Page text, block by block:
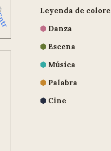
Leyenda de
⬢ Danza
⬢ Escena
⬢ Música
⬢ Palabra
⬢ Cine